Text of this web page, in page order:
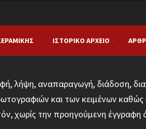
ΙΣΤΟΡΙΚΌ ΑΡΧΕΊΟ
λήψη, αναπαραγωγή, διάδοση,
και των κειμένων
χωρίς την προηγούμενη